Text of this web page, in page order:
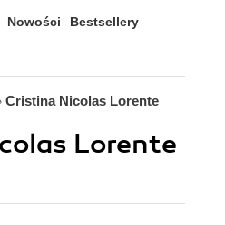
Nowości Bestsellery
Cristina Nicolas Lorente
Lorente